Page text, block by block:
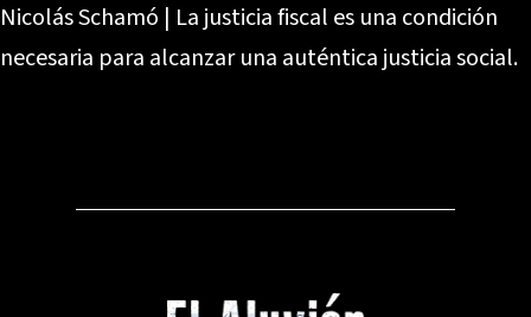
Nicolás Schamó | La justicia fiscal es una condición
necesaria para alcanzar una auténtica justicia social.